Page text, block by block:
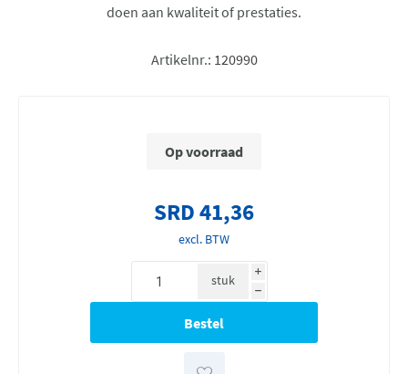
doen aan kwaliteit of prestaties.
Artikelnr.: 120990
Op voorraad
SRD 41,36
excl. BTW
i
h
stuk